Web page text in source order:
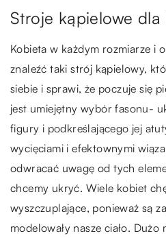
Stroje kąpielowe dla
Kobieta w każdym rozmiarze i
znaleźć taki strój kąpielowy,
siebie i sprawi, że poczuje się
jest umiejętny wybór fasonu-
figury i podkreślającego jej
wycięciami i efektownymi
odwracać uwagę od tych
chcemy ukryć. Wiele kobiet
wyszczuplające, ponieważ są
modelowały nasze ciało.